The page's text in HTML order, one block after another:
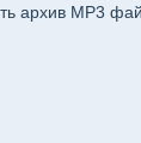
архив MP3